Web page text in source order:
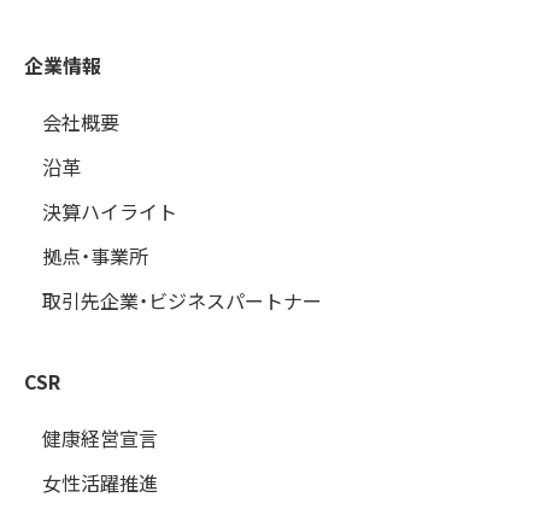
企業情報
会社概要
沿革
決算ハイライト
拠点・事業所
取引先企業・ビジネスパートナー
CSR
健康経営宣言
女性活躍推進